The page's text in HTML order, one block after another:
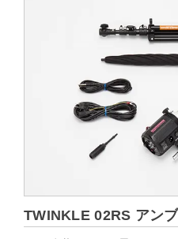
TWINKLE 02RS アン